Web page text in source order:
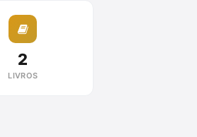
2
LIVROS